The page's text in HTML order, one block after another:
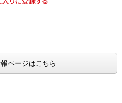
ページはこちら